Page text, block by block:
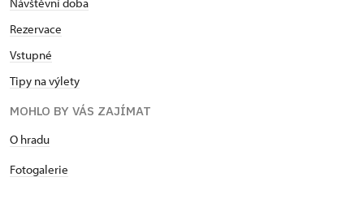
Rezervace
Vstupné
Tipy na výlety
MOHLO BY VÁS ZAJÍMAT
O hradu
Fotogalerie